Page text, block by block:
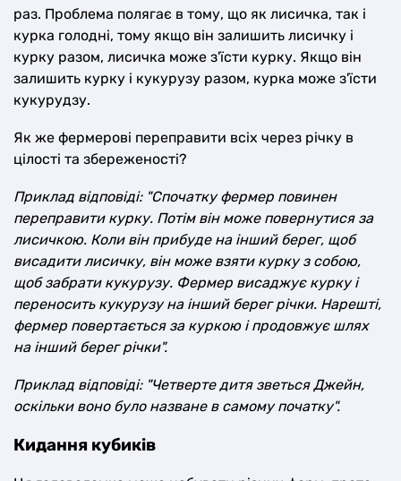
раз. Проблема полягає в тому, що як лисичка, так і
курка голодні, тому якщо він залишить лисичку і
курку разом, лисичка може з'їсти курку. Якщо він
залишить курку і кукурузу разом, курка може з'їсти
кукурудзу.
Як же фермерові переправити всіх через річку в
цілості та збереженості?
Приклад відповіді: "Спочатку фермер повинен
переправити курку. Потім він може повернутися за
лисичкою. Коли він прибуде на інший берег, щоб
висадити лисичку, він може взяти курку з собою,
щоб забрати кукурузу. Фермер висаджує курку і
переносить кукурузу на інший берег річки. Нарешті,
фермер повертається за куркою і продовжує шлях
на інший берег річки".
Приклад відповіді: "Четверте дитя зветься Джейн,
оскільки воно було назване в самому початку".
Кидання кубиків